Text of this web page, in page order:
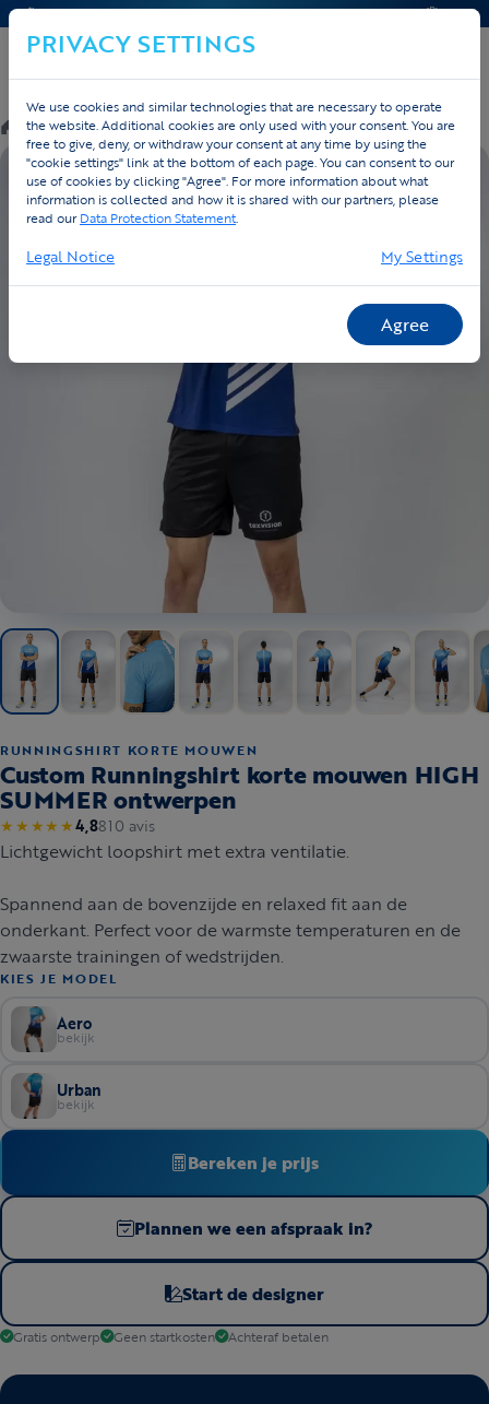
CONTACT & AIDE DEVIS
Custom/Running/Producten
EIGEN ONTWERP
RUNNINGSHIRT KORTE MOUWEN
Custom Runningshirt korte mouwen HIGH
SUMMER ontwerpen
★★★★★4,8810 avis
Lichtgewicht loopshirt met extra ventilatie.
Spannend aan de bovenzijde en relaxed fit aan de
onderkant. Perfect voor de warmste temperaturen en de
zwaarste trainingen of wedstrijden.
KIES JE MODEL
Aero
bekijk
Urban
bekijk
Bereken je prijs
Plannen we een afspraak in?
Start de designer
Gratis ontwerp Geen startkosten Achteraf betalen
PRIVACY SETTINGS
We use cookies and similar technologies that are necessary to operate
the website. Additional cookies are only used with your consent. You are
free to give, deny, or withdraw your consent at any time by using the
"cookie settings" link at the bottom of each page. You can consent to our
use of cookies by clicking "Agree". For more information about what
information is collected and how it is shared with our partners, please
read ourData Protection Statement.
Legal Notice My Settings
Agree